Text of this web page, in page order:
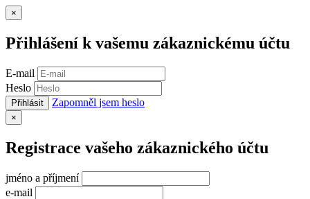
×
Přihlášení k vašemu zákaznickému účtu
E-mail
Heslo
Přihlásit Zapomněl jsem heslo
×
Registrace vašeho zákaznického účtu
jméno a příjmení
e-mail